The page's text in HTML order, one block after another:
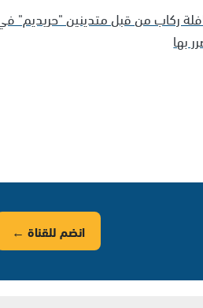
ركاب من قبل متدينين "حريديم"
بها
انضم للقناة ←